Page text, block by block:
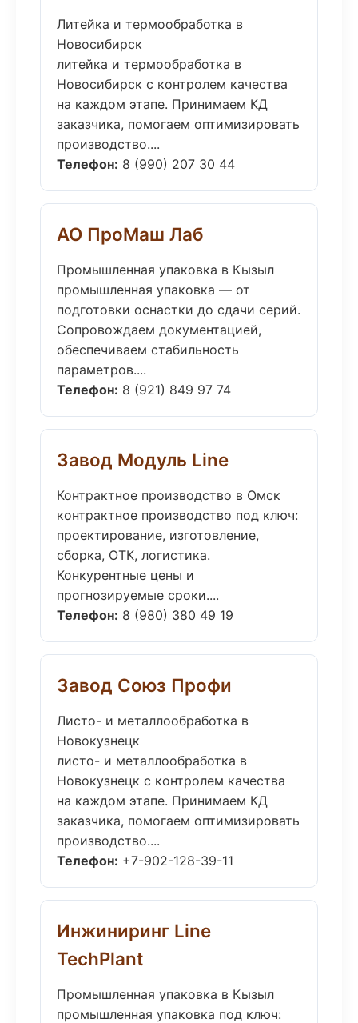
Литейка и термообработка в
Новосибирск
литейка и термообработка в
Новосибирск с контролем качества
на каждом этапе. Принимаем КД
заказчика, помогаем оптимизировать
производство....
Телефон: 8 (990) 207 30 44
АО ПроМаш Лаб
Промышленная упаковка в Кызыл
промышленная упаковка — от
подготовки оснастки до сдачи серий.
Сопровождаем документацией,
обеспечиваем стабильность
параметров....
Телефон: 8 (921) 849 97 74
Завод Модуль Line
Контрактное производство в Омск
контрактное производство под ключ:
проектирование, изготовление,
сборка, ОТК, логистика.
Конкурентные цены и
прогнозируемые сроки....
Телефон: 8 (980) 380 49 19
Завод Союз Профи
Листо- и металлообработка в
Новокузнецк
листо- и металлообработка в
Новокузнецк с контролем качества
на каждом этапе. Принимаем КД
заказчика, помогаем оптимизировать
производство....
Телефон: +7-902-128-39-11
Инжиниринг Line
TechPlant
Промышленная упаковка в Кызыл
промышленная упаковка под ключ: